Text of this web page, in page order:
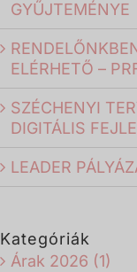
GYŰJTEMÉNYE
ELÉRHETŐ –
SZÉCHENYI
DIGITÁLIS
LEADER
Kategóriák
Árak 2026 (1)